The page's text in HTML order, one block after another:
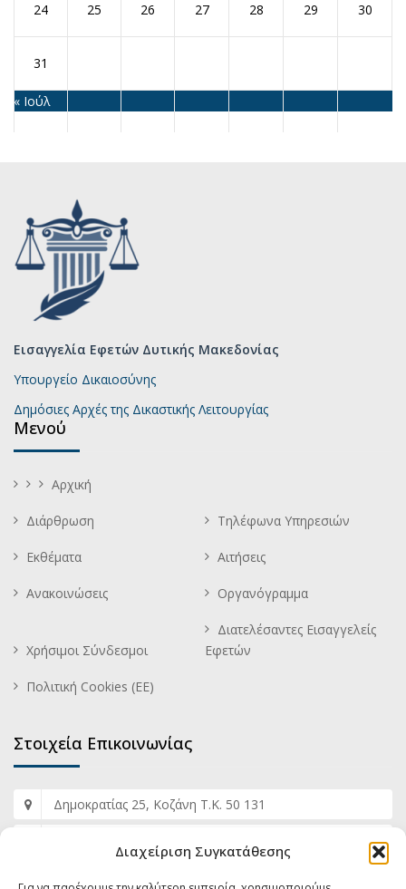
Διαχείριση Συγκατάθεσης
24 25 26 27 28 29 30
31
« Ιούλ
Εισαγγελία Εφετών Δυτικής Μακεδονίας
Υπουργείο Δικαιοσύνης
Δημόσιες Αρχές της Δικαστικής Λειτουργίας
Μενού
Αρχική
Διάρθρωση Τηλέφωνα Υπηρεσιών
Εκθέματα Αιτήσεις
Ανακοινώσεις Οργανόγραμμα
Χρήσιμοι Σύνδεσμοι
Διατελέσαντες Εισαγγελείς
Εφετών
Πολιτική Cookies (ΕΕ)
Στοιχεία Επικοινωνίας
Δημοκρατίας 25, Κοζάνη Τ.Κ. 50 131